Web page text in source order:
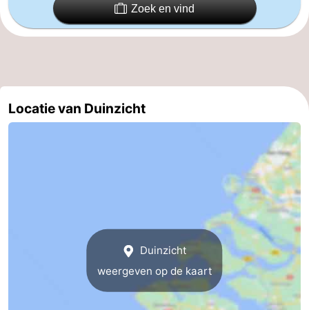
Natuur
Het
Weer
Contact
Zoek en vind
Locatie van Duinzicht
Duinzicht
weergeven op de kaart